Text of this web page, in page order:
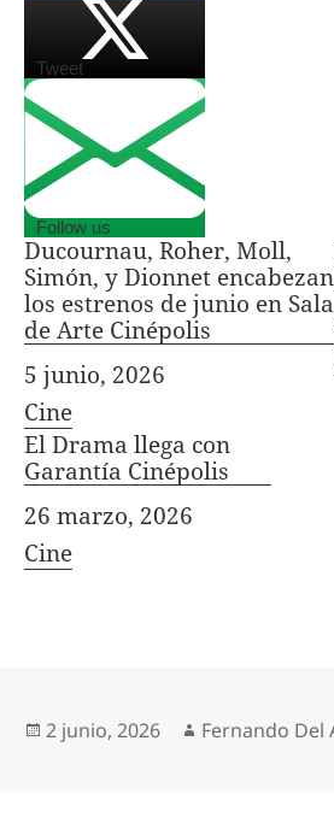
Tweet
Follow us
Ducournau, Roher, Moll,
Simón, y Dionnet encabezan
los estrenos de junio en Sala
de Arte Cinépolis
Fecha
5 junio, 2026
In relation to
Cine
El Drama llega con
Garantía Cinépolis
Fecha
26 marzo, 2026
In relation to
Cine
Publicado
2 junio, 2026 Autor
Fernando Del